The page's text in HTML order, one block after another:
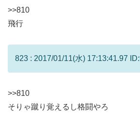
>>810
飛行
823 : 2017/01/11(水) 17:13:41.97
>>810
そりゃ蹴り覚えるし格闘やろ